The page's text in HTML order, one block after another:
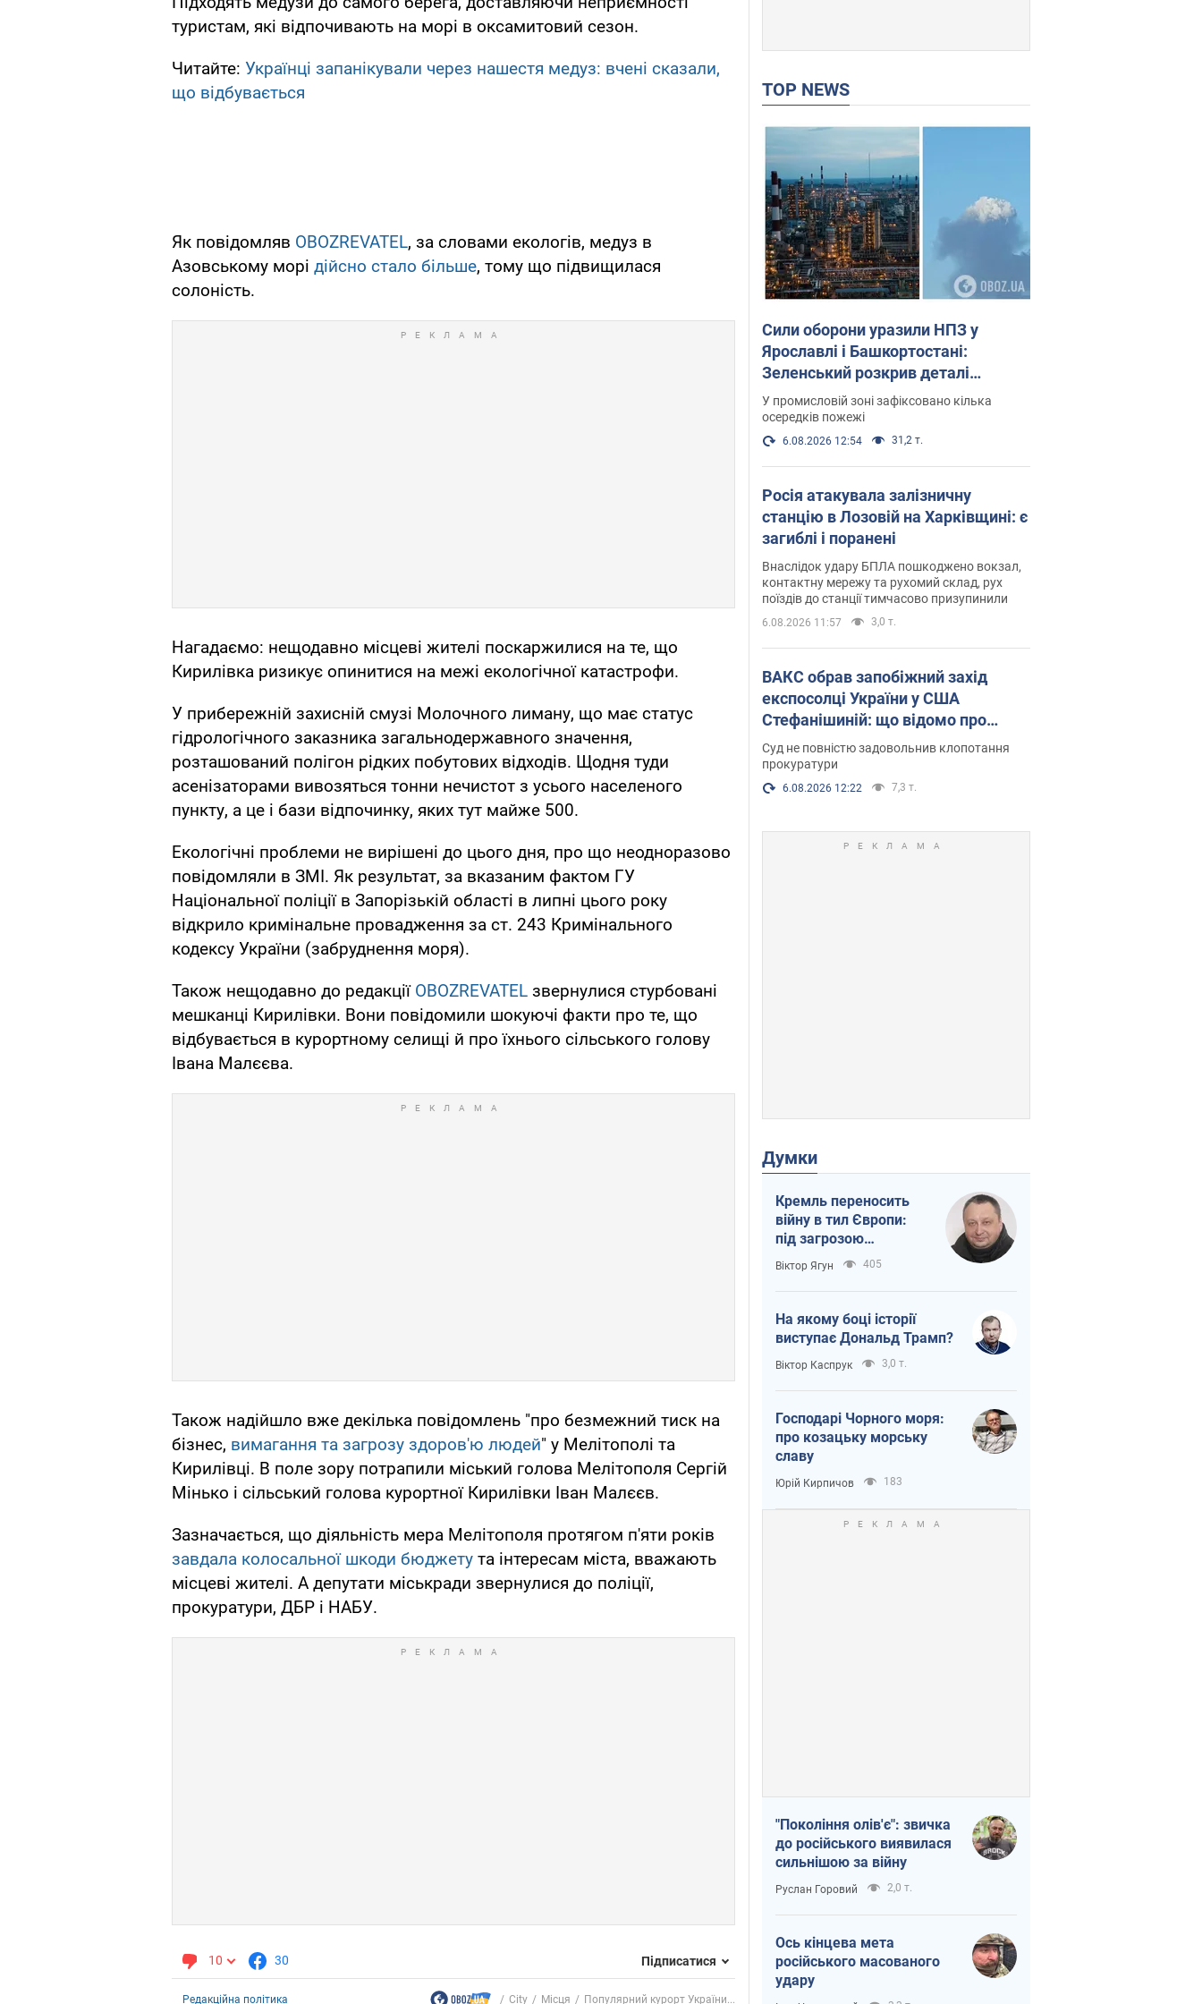
туристам, які відпочивають на морі в оксамитовий сезон.
Читайте: Українці запанікували через нашестя медуз: вчені сказали,
що відбувається
Як повідомляв OBOZREVATEL, за словами екологів, медуз в
Азовському морі дійсно стало більше, тому що підвищилася
солоність.
Нагадаємо: нещодавно місцеві жителі поскаржилися на те, що
Кирилівка ризикує опинитися на межі екологічної катастрофи.
У прибережній захисній смузі Молочного лиману, що має статус
гідрологічного заказника загальнодержавного значення,
розташований полігон рідких побутових відходів. Щодня туди
асенізаторами вивозяться тонни нечистот з усього населеного
пункту, а це і бази відпочинку, яких тут майже 500.
Екологічні проблеми не вирішені до цього дня, про що неодноразово
повідомляли в ЗМІ. Як результат, за вказаним фактом ГУ
Національної поліції в Запорізькій області в липні цього року
відкрило кримінальне провадження за ст. 243 Кримінального
кодексу України (забруднення моря).
Також нещодавно до редакції OBOZREVATEL звернулися стурбовані
мешканці Кирилівки. Вони повідомили шокуючі факти про те, що
відбувається в курортному селищі й про їхнього сільського голову
Івана Малєєва.
Також надійшло вже декілька повідомлень "про безмежний тиск на
бізнес, вимагання та загрозу здоров'ю людей" у Мелітополі та
Кирилівці. В поле зору потрапили міський голова Мелітополя Сергій
Мінько і сільський голова курортної Кирилівки Іван Малєєв.
Зазначається, що діяльність мера Мелітополя протягом п'яти років
завдала колосальної шкоди бюджету та інтересам міста, вважають
місцеві жителі. А депутати міськради звернулися до поліції,
прокуратури, ДБР і НАБУ.
10 30 Підписатися
Редакційна політика City Місця Популярний курорт України...
TOP NEWS
Сили оборони уразили НПЗ у
Ярославлі і Башкортостані:
Зеленський розкрив деталі
операції. Фото і відео
У промисловій зоні зафіксовано кілька
осередків пожежі
6.08.2026 12:54 31,2 т.
Росія атакувала залізничну
станцію в Лозовій на Харківщині: є
загиблі і поранені
Внаслідок удару БПЛА пошкоджено вокзал,
контактну мережу та рухомий склад, рух
поїздів до станції тимчасово призупинили
6.08.2026 11:57 3,0 т.
ВАКС обрав запобіжний захід
експосолці України у США
Стефанішиній: що відомо про
справу
Суд не повністю задовольнив клопотання
прокуратури
6.08.2026 12:22 7,3 т.
Думки
Кремль переносить
війну в тил Європи:
під загрозою
критична логістика
Віктор Ягун 405
На якому боці історії
виступає Дональд Трамп?
Віктор Каспрук 3,0 т.
Господарі Чорного моря:
про козацьку морську
славу
Юрій Кирпичов 183
"Покоління олів'є": звичка
до російського виявилася
сильнішою за війну
Руслан Горовий 2,0 т.
Ось кінцева мета
російського масованого
удару